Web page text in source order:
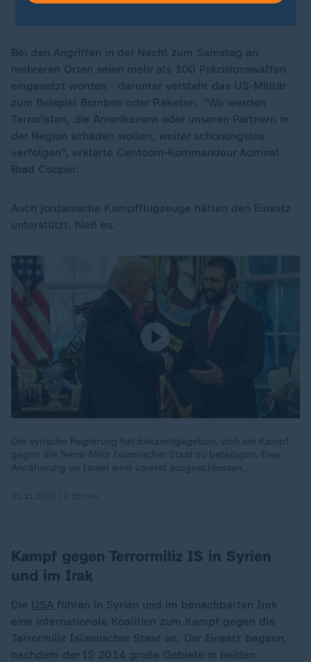
Bei den Angriffen in der Nacht zum Samstag an
mehreren Orten seien mehr als 100 Präzisionswaffen
eingesetzt worden - darunter versteht das US-Militär
zum Beispiel Bomben oder Raketen. "Wir werden
Terroristen, die Amerikanern oder unseren Partnern in
der Region schaden wollen, weiter schonungslos
verfolgen", erklärte Centcom-Kommandeur Admiral
Brad Cooper.
Auch jordanische Kampfflugzeuge hätten den Einsatz
unterstützt, hieß es.
Die syrische Regierung hat bekanntgegeben, sich am Kampf
gegen die Terror-Miliz Islamischer Staat zu beteiligen. Eine
Annäherung an Israel wird vorerst ausgeschlossen.
Kampf gegen Terrormiliz IS in Syrien
und im Irak
Die USA führen in Syrien und im benachbarten Irak
eine internationale Koalition zum Kampf gegen die
Terrormiliz Islamischer Staat an. Der Einsatz begann,
nachdem der IS 2014 große Gebiete in beiden